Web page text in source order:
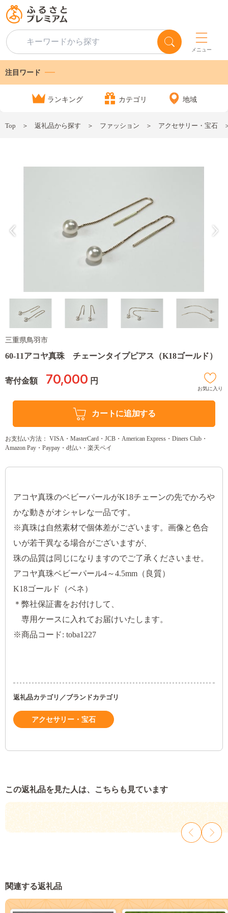
メニュー
注目ワード
ランキング カテゴリ 地域
Top 返礼品から探す ファッション アクセサリー・宝石
三重県鳥羽市
60-11アコヤ真珠 チェーンタイプピアス（K18ゴールド）
寄付金額 70,000 円
お気に入り
カートに追加する
お支払い方法： VISA・MasterCard・JCB・American Express・Diners Club・
Amazon Pay・Paypay・d払い・楽天ペイ
アコヤ真珠のベビーパールがK18チェーンの先でかろや
かな動きがオシャレな一品です。
※真珠は自然素材で個体差がございます。画像と色合
いが若干異なる場合がございますが、
珠の品質は同じになりますのでご了承くださいませ。
アコヤ真珠ベビーパール4～4.5mm（良質）
K18ゴールド（ベネ）
＊弊社保証書をお付けして、
専用ケースに入れてお届けいたします。
※商品コード: toba1227
返礼品カテゴリ／ブランドカテゴリ
アクセサリー・宝石
この返礼品を見た人は、こちらも見ています
関連する返礼品